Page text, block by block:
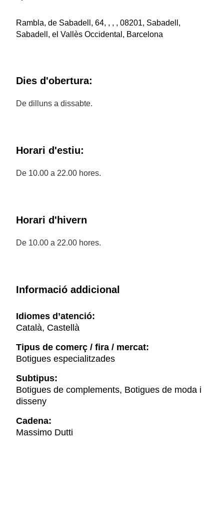
Rambla, de Sabadell, 64, , , , 08201, Sabadell,
Sabadell, el Vallès Occidental, Barcelona
Dies d'obertura:
De dilluns a dissabte.
Horari d'estiu:
De 10.00 a 22.00 hores.
Horari d'hivern
De 10.00 a 22.00 hores.
Informació addicional
Idiomes d’atenció:
Català, Castellà
Tipus de comerç / fira / mercat:
Botigues especialitzades
Subtipus:
Botigues de complements, Botigues de moda i
disseny
Cadena:
Massimo Dutti